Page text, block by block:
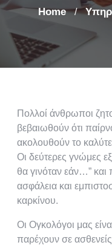
Home /
Πολλοί άνθρωποι
βεβαιωθούν ότι
ακολουθούν το
Οι δεύτερες γνώμες
θα γινόταν εάν…” και
ασφάλεια και
καρκίνου.
Οι Ογκολόγοι μας
παρέχουν σε